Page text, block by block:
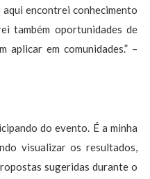
encontrei conhecimento
também oportunidades de
aplicar em comunidades.” –
do evento. É a minha
visualizar os resultados,
sugeridas durante o